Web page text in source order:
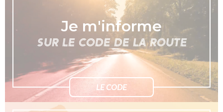
Je m'informe
SUR LE CODE DE LA ROUTE
LE CODE